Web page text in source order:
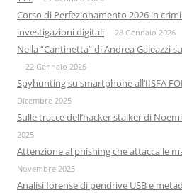
Corso di Perfezionamento 2026 in
investigazioni digitali
28 Gennaio 2026
Nella “Cantinetta” di Andrea Galeazzi
22 Gennaio 2026
Spyhunting su smartphone all’IISFA
Dicembre 2025
Sulle tracce dell’hacker stalker di
2025
Attenzione al phishing che attacca le
Novembre 2025
Analisi forense di pendrive USB e